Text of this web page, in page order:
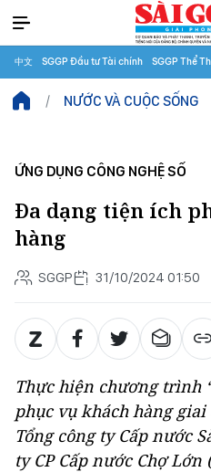
中文 SGGP Đầu tư Tài chính SGGP Thể
NƯỚC VÀ CUỘC SỐNG
ỨNG DỤNG CÔNG NGHỆ SỐ
Đa dạng tiện ích
hàng
SGGP 31/10/2024 01:50
Thực hiện chương trình
phục vụ khách hàng giai
Tổng công ty Cấp nước
ty CP Cấp nước Chợ